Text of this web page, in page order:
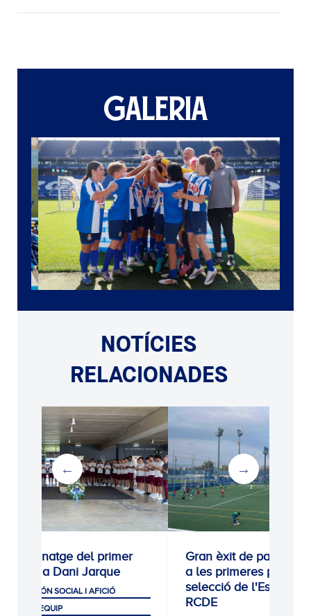
GALERIA
NOTÍCIES
RELACIONADES
Homenatge del primer
equip a Dani Jarque
CLUB, MÓN SOCIAL I AFICIÓ
PRIMER EQUIP
Gran èxit de
a les primeres proves
selecció de l'Escola
RCDE